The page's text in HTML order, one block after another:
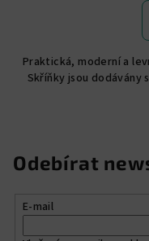
Praktická, moderní a
Skříňky jsou dodávány
Odebírat
E-mail